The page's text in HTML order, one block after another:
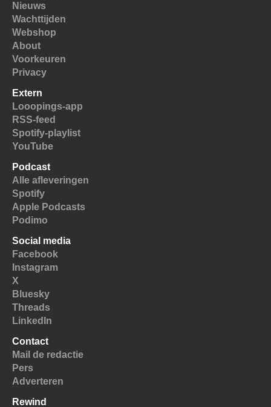
Nieuws
Wachttijden
Webshop
About
Voorkeuren
Privacy
Extern
Looopings-app
RSS-feed
Spotify-playlist
YouTube
Podcast
Alle afleveringen
Spotify
Apple Podcasts
Podimo
Social media
Facebook
Instagram
X
Bluesky
Threads
LinkedIn
Contact
Mail de redactie
Pers
Adverteren
Rewind